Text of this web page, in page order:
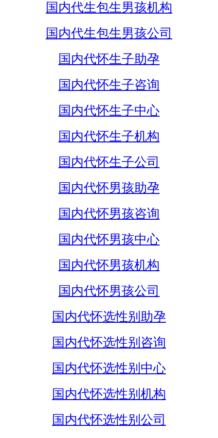
国内代生包生男孩机构
国内代生包生男孩公司
国内代怀生子助孕
国内代怀生子咨询
国内代怀生子中心
国内代怀生子机构
国内代怀生子公司
国内代怀男孩助孕
国内代怀男孩咨询
国内代怀男孩中心
国内代怀男孩机构
国内代怀男孩公司
国内代怀选性别助孕
国内代怀选性别咨询
国内代怀选性别中心
国内代怀选性别机构
国内代怀选性别公司